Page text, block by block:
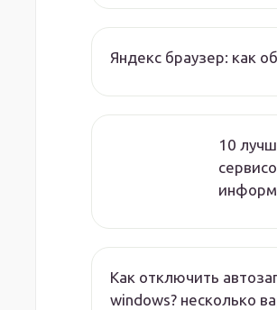
Яндекс браузер: как
10
Как отключить
windows? несколько